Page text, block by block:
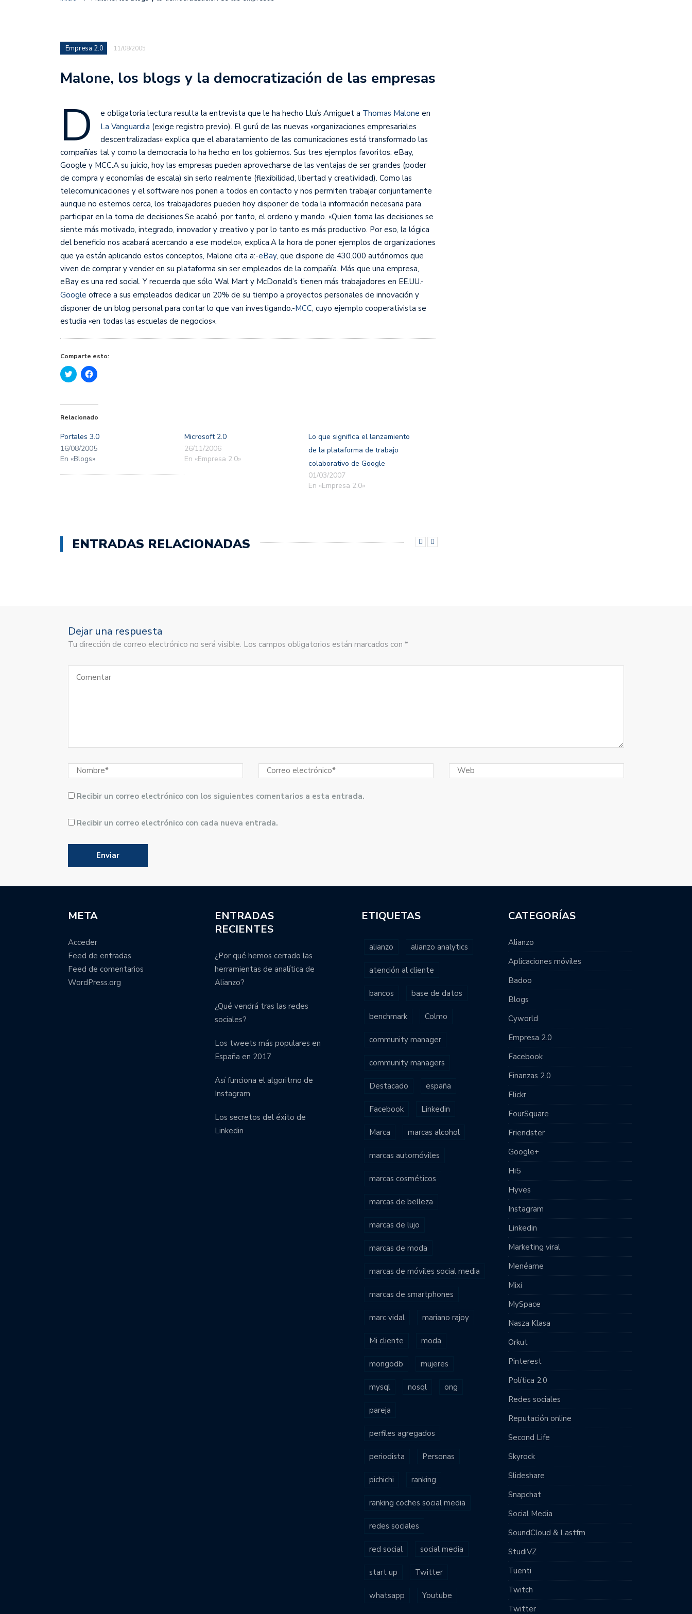
Empresa 2.0 11/08/2005
Malone, los blogs y la democratización de las empresas
D e obligatoria lectura resulta la entrevista que le ha hecho Lluís Amiguet a Thomas Malone en
La Vanguardia (exige registro previo). El gurú de las nuevas «organizaciones empresariales
descentralizadas» explica que el abaratamiento de las comunicaciones está transformado las
compañías tal y como la democracia lo ha hecho en los gobiernos. Sus tres ejemplos favoritos: eBay,
Google y MCC.A su juicio, hoy las empresas pueden aprovecharse de las ventajas de ser grandes (poder
de compra y economías de escala) sin serlo realmente (flexibilidad, libertad y creatividad). Como las
telecomunicaciones y el software nos ponen a todos en contacto y nos permiten trabajar conjuntamente
aunque no estemos cerca, los trabajadores pueden hoy disponer de toda la información necesaria para
participar en la toma de decisiones.Se acabó, por tanto, el ordeno y mando. «Quien toma las decisiones se
siente más motivado, integrado, innovador y creativo y por lo tanto es más productivo. Por eso, la lógica
del beneficio nos acabará acercando a ese modelo», explica.A la hora de poner ejemplos de organizaciones
que ya están aplicando estos conceptos, Malone cita a:-eBay, que dispone de 430.000 autónomos que
viven de comprar y vender en su plataforma sin ser empleados de la compañía. Más que una empresa,
eBay es una red social. Y recuerda que sólo Wal Mart y McDonald’s tienen más trabajadores en EE.UU.-
Google ofrece a sus empleados dedicar un 20% de su tiempo a proyectos personales de innovación y
disponer de un blog personal para contar lo que van investigando.-MCC, cuyo ejemplo cooperativista se
estudia «en todas las escuelas de negocios».
Comparte esto:
Haz
clic
Twitter
abre
una
ventana
nueva)
Haz
clic
Facebook
abre
una
ventana
nueva)
Relacionado
Portales 3.0
16/08/2005
En «Blogs»
Microsoft 2.0
26/11/2006
En «Empresa 2.0»
Lo que significa el lanzamiento
de la plataforma de trabajo
colaborativo de Google
01/03/2007
En «Empresa 2.0»
ENTRADAS RELACIONADAS
Dejar una respuesta
Tu dirección de correo electrónico no será visible. Los campos obligatorios están marcados con *
Recibir un correo electrónico con los siguientes comentarios a esta entrada.
Recibir un correo electrónico con cada nueva entrada.
META
Acceder
Feed de entradas
Feed de comentarios
WordPress.org
ENTRADAS
RECIENTES
¿Por qué hemos cerrado las
herramientas de analítica de
Alianzo?
¿Qué vendrá tras las redes
sociales?
Los tweets más populares en
España en 2017
Así funciona el algoritmo de
Instagram
Los secretos del éxito de
Linkedin
ETIQUETAS
alianzo alianzo analytics
atención al cliente
bancos base de datos
benchmark Colmo
community manager
community managers
Destacado españa
Facebook Linkedin
Marca marcas alcohol
marcas automóviles
marcas cosméticos
marcas de belleza
marcas de lujo
marcas de moda
marcas de móviles social media
marcas de smartphones
marc vidal mariano rajoy
Mi cliente moda
mongodb mujeres
mysql nosql ong
pareja
perfiles agregados
periodista Personas
pichichi ranking
ranking coches social media
redes sociales
red social social media
start up Twitter
whatsapp Youtube
CATEGORÍAS
Alianzo
Aplicaciones móviles
Badoo
Blogs
Cyworld
Empresa 2.0
Facebook
Finanzas 2.0
Flickr
FourSquare
Friendster
Google+
Hi5
Hyves
Instagram
Linkedin
Marketing viral
Menéame
Mixi
MySpace
Nasza Klasa
Orkut
Pinterest
Política 2.0
Redes sociales
Reputación online
Second Life
Skyrock
Slideshare
Snapchat
Social Media
SoundCloud & Lastfm
StudiVZ
Tuenti
Twitch
Twitter